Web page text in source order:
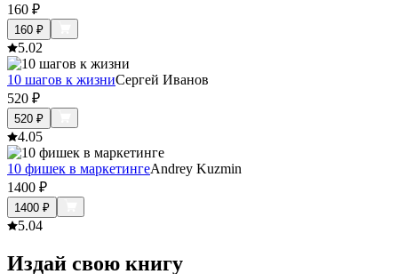
160 ₽
160 ₽
5.02
10 шагов к жизниСергей Иванов
520 ₽
520 ₽
4.05
10 фишек в маркетингеAndrey Kuzmin
1400 ₽
1400 ₽
5.04
Издай свою книгу